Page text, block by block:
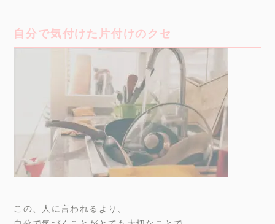
自分で気付けた片付けのクセ
この、人に言われるより、